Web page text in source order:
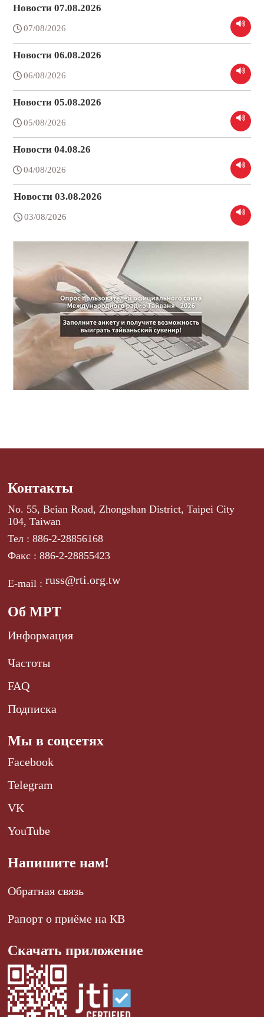
Новости 07.08.2026
07/08/2026
Новости 06.08.2026
06/08/2026
Новости 05.08.2026
05/08/2026
Новости 04.08.26
04/08/2026
Новости 03.08.2026
03/08/2026
Контакты
No. 55, Beian Road, Zhongshan District, Taipei City
104, Taiwan
Тел : 886-2-28856168
Факс : 886-2-28855423
E-mail :russ@rti.org.tw
Об МРТ
Информация
Частоты
FAQ
Подписка
Мы в соцсетях
Facebook
Telegram
VK
YouTube
Напишите нам!
Обратная связь
Рапорт о приёме на КВ
Скачать приложение